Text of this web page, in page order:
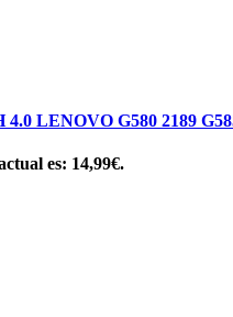
LENOVO G580 2189
es: 14,99€.